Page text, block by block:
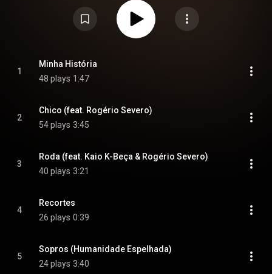
1
Minha História
48 plays 1:47
2
Chico (feat. Rogério Severo)
54 plays 3:45
3
Roda (feat. Kaio K-Beça & Rogério Severo)
40 plays 3:21
4
Recortes
26 plays 0:39
5
Sopros (Humanidade Espelhada)
24 plays 3:40